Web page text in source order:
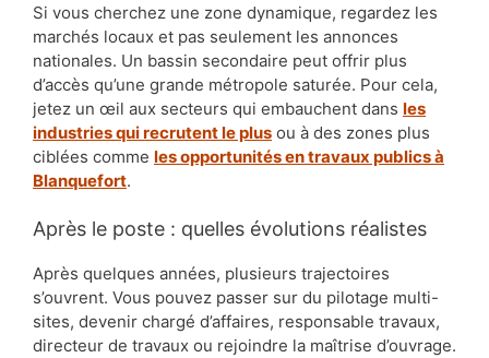
Si vous cherchez une zone dynamique, regardez les
marchés locaux et pas seulement les annonces
nationales. Un bassin secondaire peut offrir plus
d’accès qu’une grande métropole saturée. Pour cela,
jetez un œil aux secteurs qui embauchent dans les
industries qui recrutent le plus ou à des zones plus
ciblées comme les opportunités en travaux publics à
Blanquefort.
Après le poste : quelles évolutions réalistes
Après quelques années, plusieurs trajectoires
s’ouvrent. Vous pouvez passer sur du pilotage multi-
sites, devenir chargé d’affaires, responsable travaux,
directeur de travaux ou rejoindre la maîtrise d’ouvrage.